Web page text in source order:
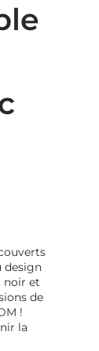
design
noir et
de
!
la